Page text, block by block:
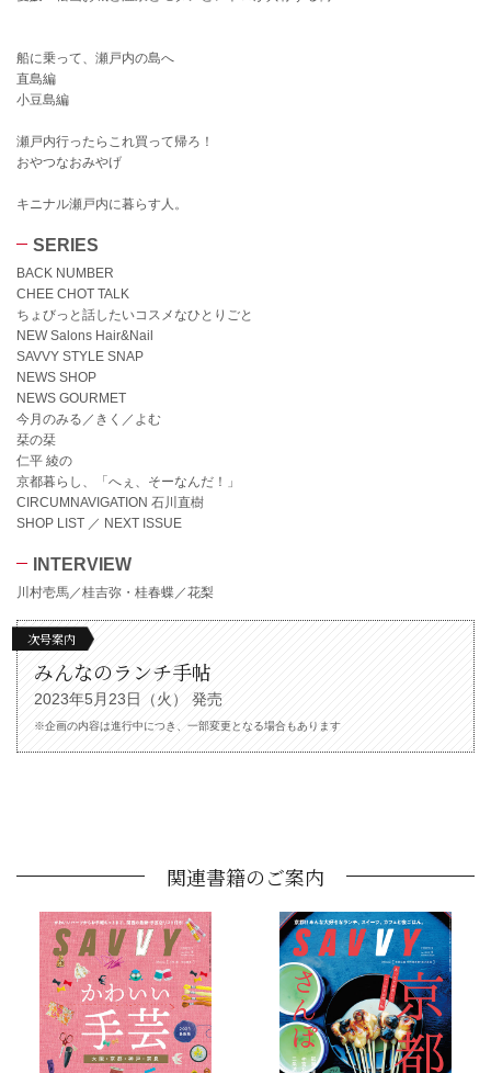
船に乗って、瀬戸内の島へ
直島編
小豆島編
瀬戸内行ったらこれ買って帰ろ！
おやつなおみやげ
キニナル瀬戸内に暮らす人。
SERIES
BACK NUMBER
CHEE CHOT TALK
ちょびっと話したいコスメなひとりごと
NEW Salons Hair&Nail
SAVVY STYLE SNAP
NEWS SHOP
NEWS GOURMET
今月のみる／きく／よむ
栞の栞
仁平 綾の
京都暮らし、「へぇ、そーなんだ！」
CIRCUMNAVIGATION 石川直樹
SHOP LIST ／ NEXT ISSUE
INTERVIEW
川村壱馬／桂吉弥・桂春蝶／花梨
次号案内
みんなのランチ手帖
2023年5月23日（火） 発売
※企画の内容は進行中につき、一部変更となる場合もあります
関連書籍のご案内